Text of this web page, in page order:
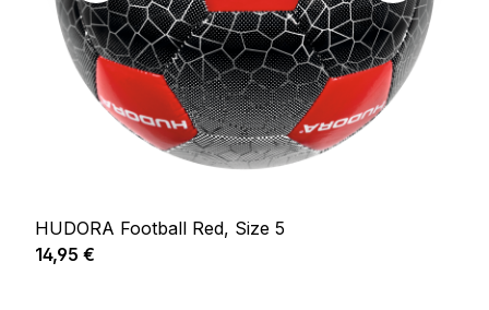
HUDORA Football Red, Size 5
Prix régulier :
14,95 €